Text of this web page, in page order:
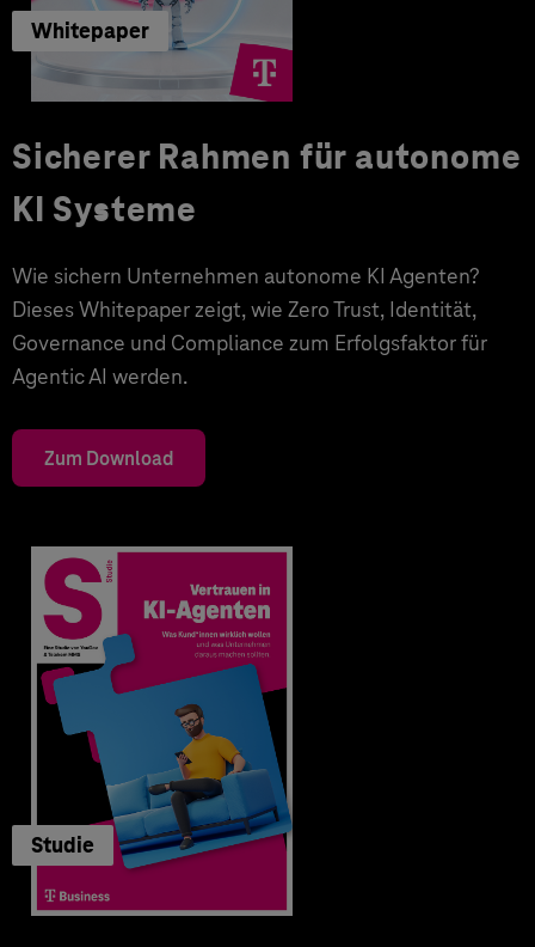
Whitepaper
Sicherer Rahmen für autonome
KI Systeme
Wie sichern Unternehmen autonome KI Agenten?
Dieses Whitepaper zeigt, wie Zero Trust, Identität,
Governance und Compliance zum Erfolgsfaktor für
Agentic AI werden.
Zum Download
Studie